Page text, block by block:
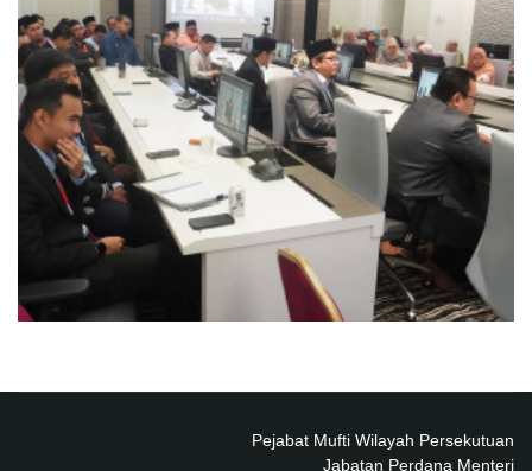
Pejabat Mufti Wilayah Persekutuan
Jabatan Perdana Menteri